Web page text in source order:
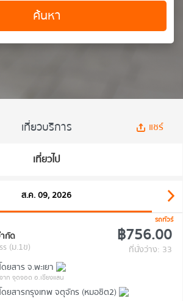
ค้นหา
เที่ยวบริการ แชร์
เที่ยวไป
ส.ค. 09, 2026
รถทัวร์
กัด
(ม.1ข)
฿756.00
ที่นั่งว่าง: 33
ยสาร จ.พะเยา
จาก จุดจอด อ.เชียงแสน
ยสารกรุงเทพ จตุจักร (หมอชิต2)